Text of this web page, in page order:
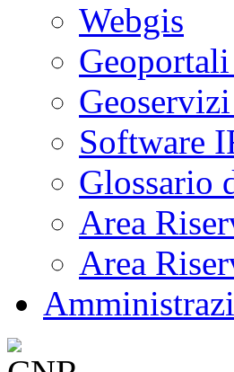
Webgis
Software
Glossario
Area
Area